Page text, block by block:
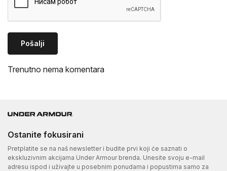
Pošalji
Trenutno nema komentara
Ostanite fokusirani
Pretplatite se na naš newsletter i budite prvi koji će saznati o
ekskluzivnim akcijama Under Armour brenda. Unesite svoju e-mail
adresu ispod i uživajte u posebnim ponudama i popustima samo za